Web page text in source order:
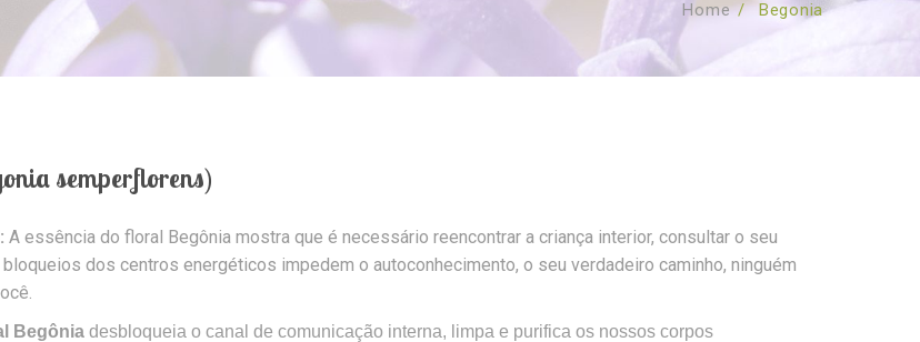
Home / Begonia
semperflorens)
A essência do floral Begônia mostra que é necessário reencontrar a criança interior, consultar o seu
dos centros energéticos impedem o autoconhecimento, o seu verdadeiro caminho, ninguém
Begônia desbloqueia o canal de comunicação interna, limpa e purifica os nossos corpos